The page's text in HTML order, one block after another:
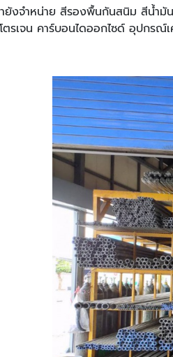
ยังจำหน่าย สีรองพื้นกันสนิม สีน้ำ
ตรเจน คาร์บอนไดออกไซด์ อุปกรณ์